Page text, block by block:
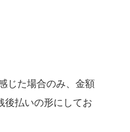
じた場合のみ、金額
後払いの形にしてお